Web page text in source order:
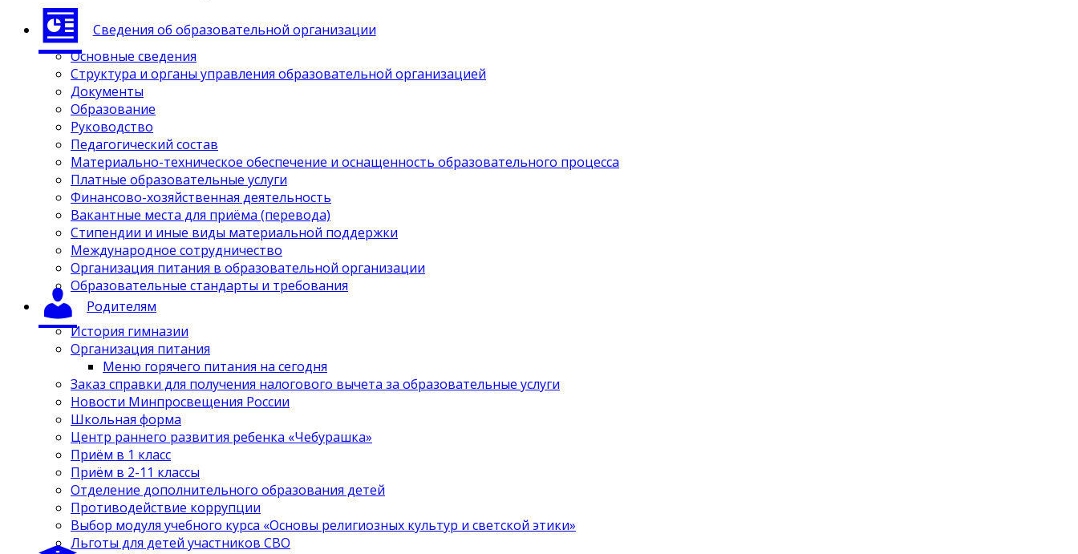
Сведения об образовательной организации
Основные сведения
Структура и органы управления образовательной организацией
Документы
Образование
Руководство
Педагогический состав
Материально-техническое обеспечение и оснащенность образовательного процесса
Платные образовательные услуги
Финансово-хозяйственная деятельность
Вакантные места для приёма (перевода)
Стипендии и иные виды материальной поддержки
Международное сотрудничество
Организация питания в образовательной организации
Образовательные стандарты и требования
Родителям
История гимназии
Организация питания
Меню горячего питания на сегодня
Заказ справки для получения налогового вычета за образовательные услуги
Новости Минпросвещения России
Школьная форма
Центр раннего развития ребенка «Чебурашка»
Приём в 1 класс
Приём в 2-11 классы
Отделение дополнительного образования детей
Противодействие коррупции
Выбор модуля учебного курса «Основы религиозных культур и светской этики»
Льготы для детей участников СВО